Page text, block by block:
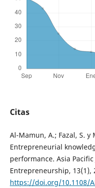
Citas
Al-Mamun, A.; Fazal, S. y
Entrepreneurial
performance. Asia
Entrepreneurship, 13(1),
https://doi.org/10.1108/